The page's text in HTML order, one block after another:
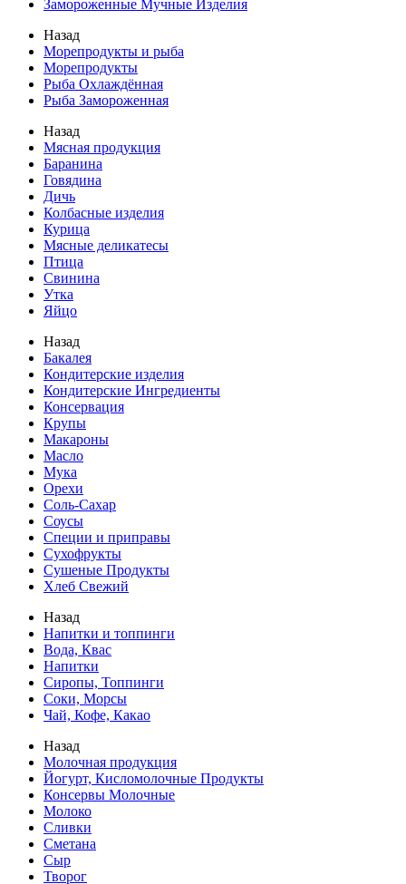
Замороженные Мучные Изделия
Назад
Морепродукты и рыба
Морепродукты
Рыба Охлаждённая
Рыба Замороженная
Назад
Мясная продукция
Баранина
Говядина
Дичь
Колбасные изделия
Курица
Мясные деликатесы
Птица
Свинина
Утка
Яйцо
Назад
Бакалея
Кондитерские изделия
Кондитерские Ингредиенты
Консервация
Крупы
Макароны
Масло
Мука
Орехи
Соль-Сахар
Соусы
Специи и приправы
Сухофрукты
Сушеные Продукты
Хлеб Свежий
Назад
Напитки и топпинги
Вода, Квас
Напитки
Сиропы, Топпинги
Соки, Морсы
Чай, Кофе, Какао
Назад
Молочная продукция
Йогурт, Кисломолочные Продукты
Консервы Молочные
Молоко
Сливки
Сметана
Сыр
Творог